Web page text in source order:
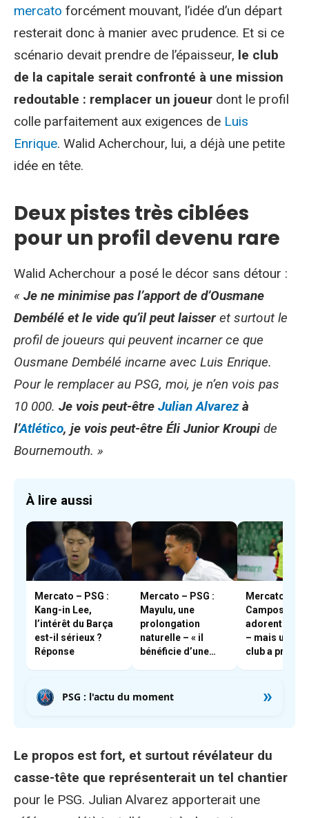
mercato forcément mouvant, l’idée d’un départ
resterait donc à manier avec prudence. Et si ce
scénario devait prendre de l’épaisseur, le club
de la capitale serait confronté à une mission
redoutable : remplacer un joueur dont le profil
colle parfaitement aux exigences de Luis
Enrique. Walid Acherchour, lui, a déjà une petite
idée en tête.
Deux pistes très ciblées
pour un profil devenu rare
Walid Acherchour a posé le décor sans détour :
« Je ne minimise pas l’apport de d’Ousmane
Dembélé et le vide qu’il peut laisseret surtout le
profil de joueurs qui peuvent incarner ce que
Ousmane Dembélé incarne avec Luis Enrique.
Pour le remplacer au PSG, moi, je n’en vois pas
10 000. Je vois peut-être Julian Alvarezà
l’Atlético, je vois peut-être Éli Junior Kroupi de
Bournemouth. »
À lire aussi
Mercato – PSG :
Kang-in Lee,
l’intérêt du Barça
est-il sérieux ?
Réponse
Mercato – PSG :
Mayulu, une
prolongation
naturelle – « il
bénéficie d’une
Mercato –
Campos et
adorent
– mais un
club a pris les
PSG : l'actu du moment »
Le propos est fort, et surtout révélateur du
casse-tête que représenterait un tel chantier
pour le PSG. Julian Alvarez apporterait une